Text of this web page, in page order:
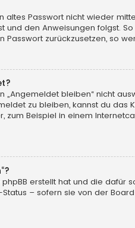
altes Passwort nicht wieder
und den Anweisungen folgst.
Passwort zurückzusetzen, so
bleiben“ nicht
zu bleiben, kannst du
Beispiel in einem
erstellt hat und die
Status – sofern sie von der